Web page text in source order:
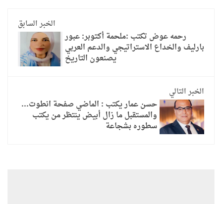
الخبر السابق
رحمه عوض تكتب :ملحمة أكتوبر: عبور
بارليف والخداع الاستراتيجي والدعم العربي
يصنعون التاريخ
الخبر التالي
حسن عمار يكتب : الماضي صفحة انطوت…
والمستقبل ما زال أبيض ينتظر من يكتب
سطوره بشجاعة